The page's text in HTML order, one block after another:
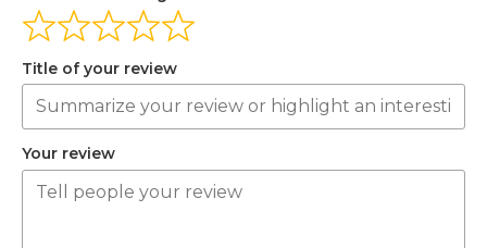
Title of your review
Your review